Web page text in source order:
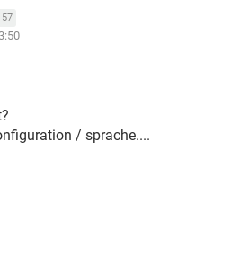
/ sprache....